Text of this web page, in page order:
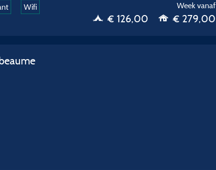
Wifi Week vanaf
€ 126,00 € 279,00